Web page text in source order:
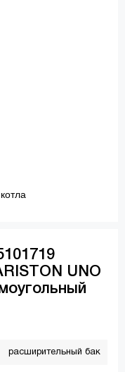
UNO
расширительный бак